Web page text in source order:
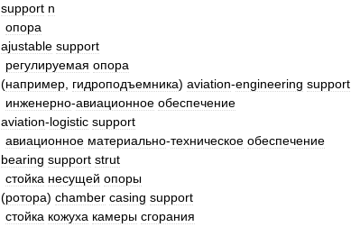
support n
опора
ajustable support
регулируемая опора
(например гидроподъемника) aviation-engineering support
инженерно-авиационное обеспечение
aviation-logistic support
авиационное материально-техническое обеспечение
bearing support strut
стойка несущей опоры
(ротора) chamber casing support
стойка кожуха камеры сгорания